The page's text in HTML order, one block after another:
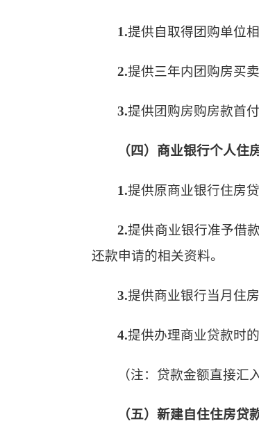
1.提供自取得团购单位
2.提供三年内团购房买
3.提供团购房购房款首
（四）商业银行个人住
1.提供原商业银行住房
2.提供商业银行准予借
还款申请的相关资料。
3.提供商业银行当月住
4.提供办理商业贷款时
（注：贷款金额直接汇
（五）新建自住住房贷